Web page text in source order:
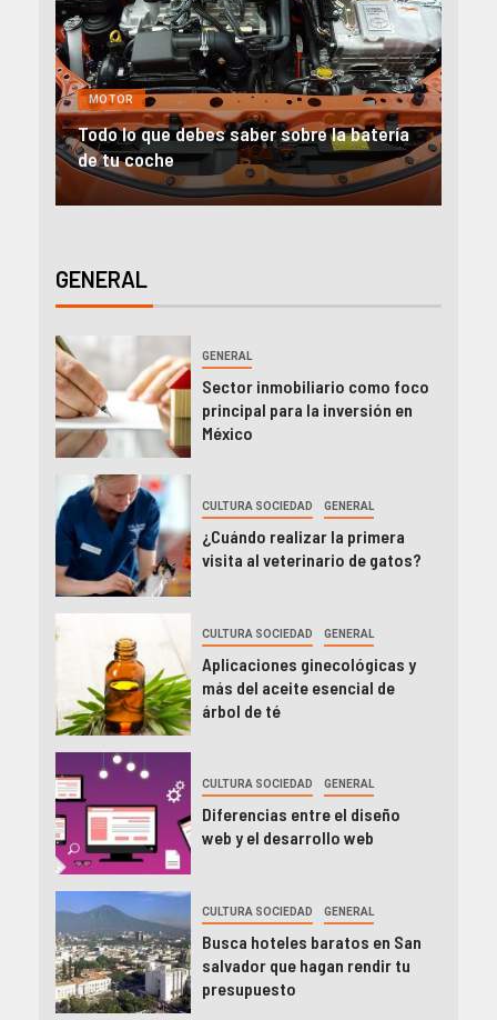
batería
GENERAL MOTOR NEGOCIOS
Alquiler furgonetas Valencia: Ideas para
emprender
GENERAL
GENERAL
Sector inmobiliario como foco
principal para la inversión en
México
CULTURA SOCIEDAD GENERAL
¿Cuándo realizar la primera
visita al veterinario de gatos?
CULTURA SOCIEDAD GENERAL
Aplicaciones ginecológicas y
más del aceite esencial de
árbol de té
CULTURA SOCIEDAD GENERAL
Diferencias entre el diseño
web y el desarrollo web
CULTURA SOCIEDAD GENERAL
Busca hoteles baratos en San
salvador que hagan rendir tu
presupuesto